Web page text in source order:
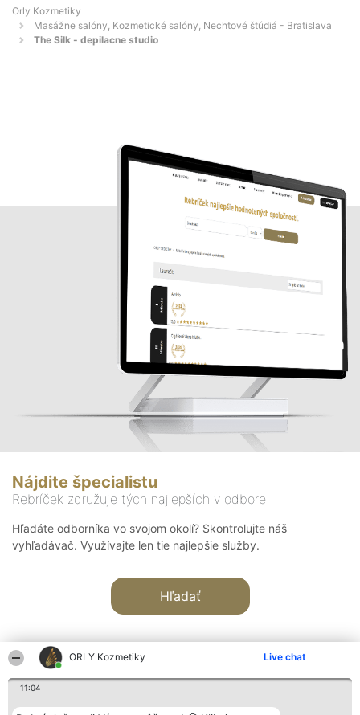
ORLY Kozmetiky Live chat
11:04
Orly Kozmetiky
Masážne salóny, Kozmetické salóny, Nechtové štúdiá - Bratislava
The Silk - depilacne studio
Nájdite špecialistu
Rebríček združuje tých najlepších v odbore
Hľadáte odborníka vo svojom okolí? Skontrolujte náš
vyhľadávač. Využívajte len tie najlepšie služby.
Hľadať